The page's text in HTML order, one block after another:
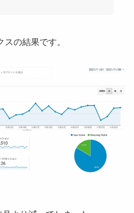
の結果です。